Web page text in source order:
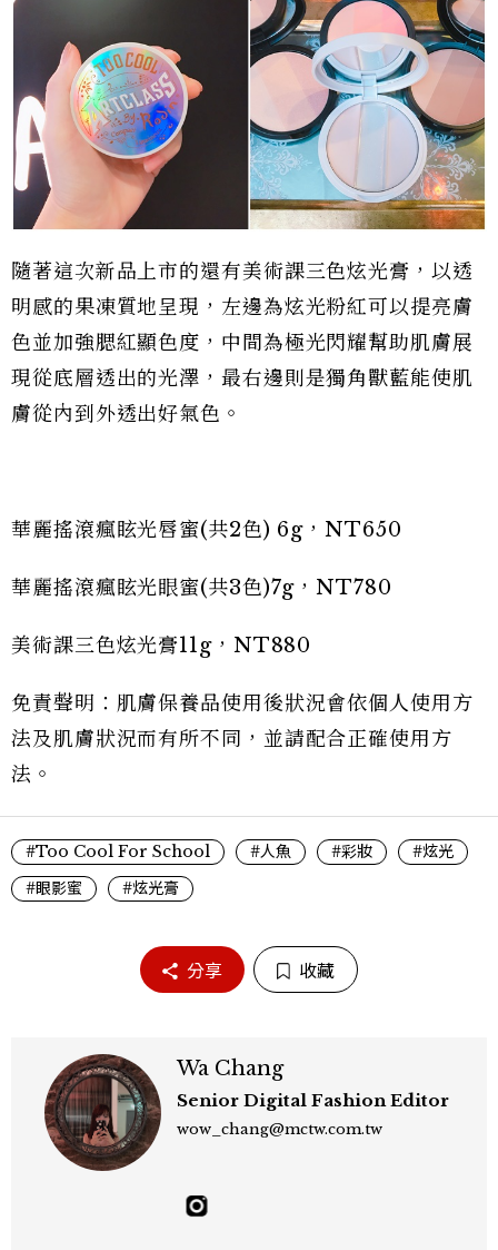
隨著這次新品上市的還有美術課三色炫光膏，以透
明感的果凍質地呈現，左邊為炫光粉紅可以提亮膚
色並加強腮紅顯色度，中間為極光閃耀幫助肌膚展
現從底層透出的光澤，最右邊則是獨角獸藍能使肌
膚從內到外透出好氣色。
華麗搖滾瘋眩光唇蜜(共2色) 6g，NT650
華麗搖滾瘋眩光眼蜜(共3色)7g，NT780
美術課三色炫光膏11g，NT880
免責聲明：肌膚保養品使用後狀況會依個人使用方
法及肌膚狀況而有所不同，並請配合正確使用方
法。
#Too Cool For School #人魚 #彩妝
#炫光
#眼影蜜
#炫光膏
分享 收藏
Wa Chang
Senior Digital Fashion Editor
wow_chang@mctw.com.tw